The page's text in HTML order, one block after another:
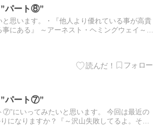
”パート⑧”
思います。・『他人より優れている事が高貴
にある』 ～アーネスト・ヘミングウェイ～・
”パート⑦”
⑦”にいってみたいと思います。 今回は最近の
になりますか？『～沢山失敗してるよ。その